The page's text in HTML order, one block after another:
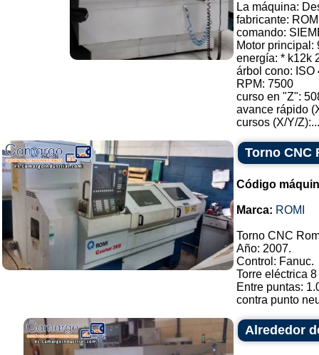
La máquina:
fabricante:
comando:
Motor principal:
energía: * k12k
árbol cono: ISO
RPM: 7500
curso en "Z":
avance rápido
cursos (X/Y/Z):...
Torno CNC
Código
Marca: ROMI
Torno CNC
Año: 2007.
Control: Fanuc.
Torre eléctrica
Entre puntas:
contra punto
Alrededor